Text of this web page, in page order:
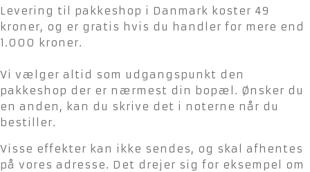
Levering til pakkeshop i Danmark koster 49
kroner, og er gratis hvis du handler for mere end
1.000 kroner.
Vi vælger altid som udgangspunkt den
pakkeshop der er nærmest din bopæl. Ønsker du
en anden, kan du skrive det i noterne når du
bestiller.
Visse effekter kan ikke sendes, og skal afhentes
på vores adresse. Det drejer sig for eksempel om